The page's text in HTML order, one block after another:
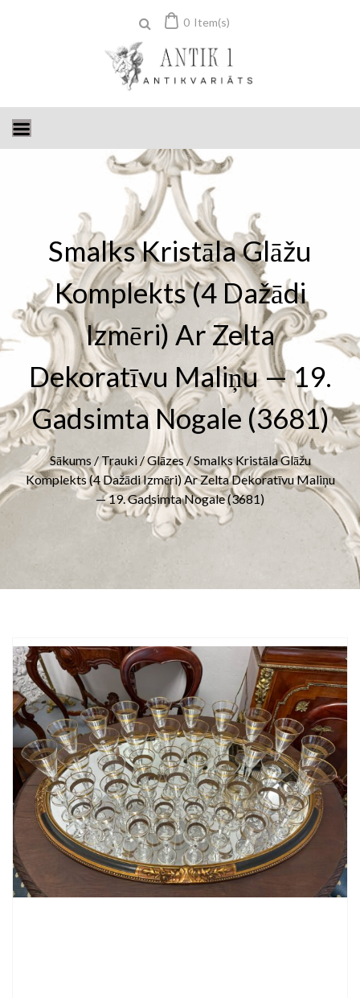
0 Item(s)
Smalks Kristāla Glāžu
Komplekts (4 Dažādi
Izmēri) Ar Zelta
Dekoratīvu Maliņu — 19.
Gadsimta Nogale (3681)
Sākums /Trauki/Glāzes/ Smalks Kristāla Glāžu
Komplekts (4 Dažādi Izmēri) Ar Zelta Dekoratīvu Maliņu
— 19. Gadsimta Nogale (3681)